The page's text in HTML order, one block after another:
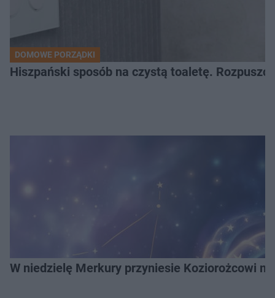
DOMOWE PORZĄDKI
Hiszpański sposób na czystą toaletę.
W niedzielę Merkury przyniesie Koziorożcowi